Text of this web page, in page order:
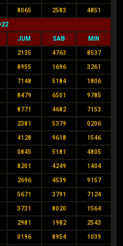
8065 2583 4851
JUM SAB MIN
2135 4763 8537
8955 1696 3261
7148 5184 1806
8479 6501 9785
8771 4682 7153
2381 5379 0206
4128 9618 1546
0845 5181 4805
8201 4249 1404
2696 4539 9157
5671 3791 7124
3731 8020 1564
2981 1982 2543
0196 8954 1039